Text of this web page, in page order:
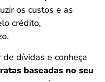
os custos e as
crédito,
dívidas e conheça
baseadas no seu